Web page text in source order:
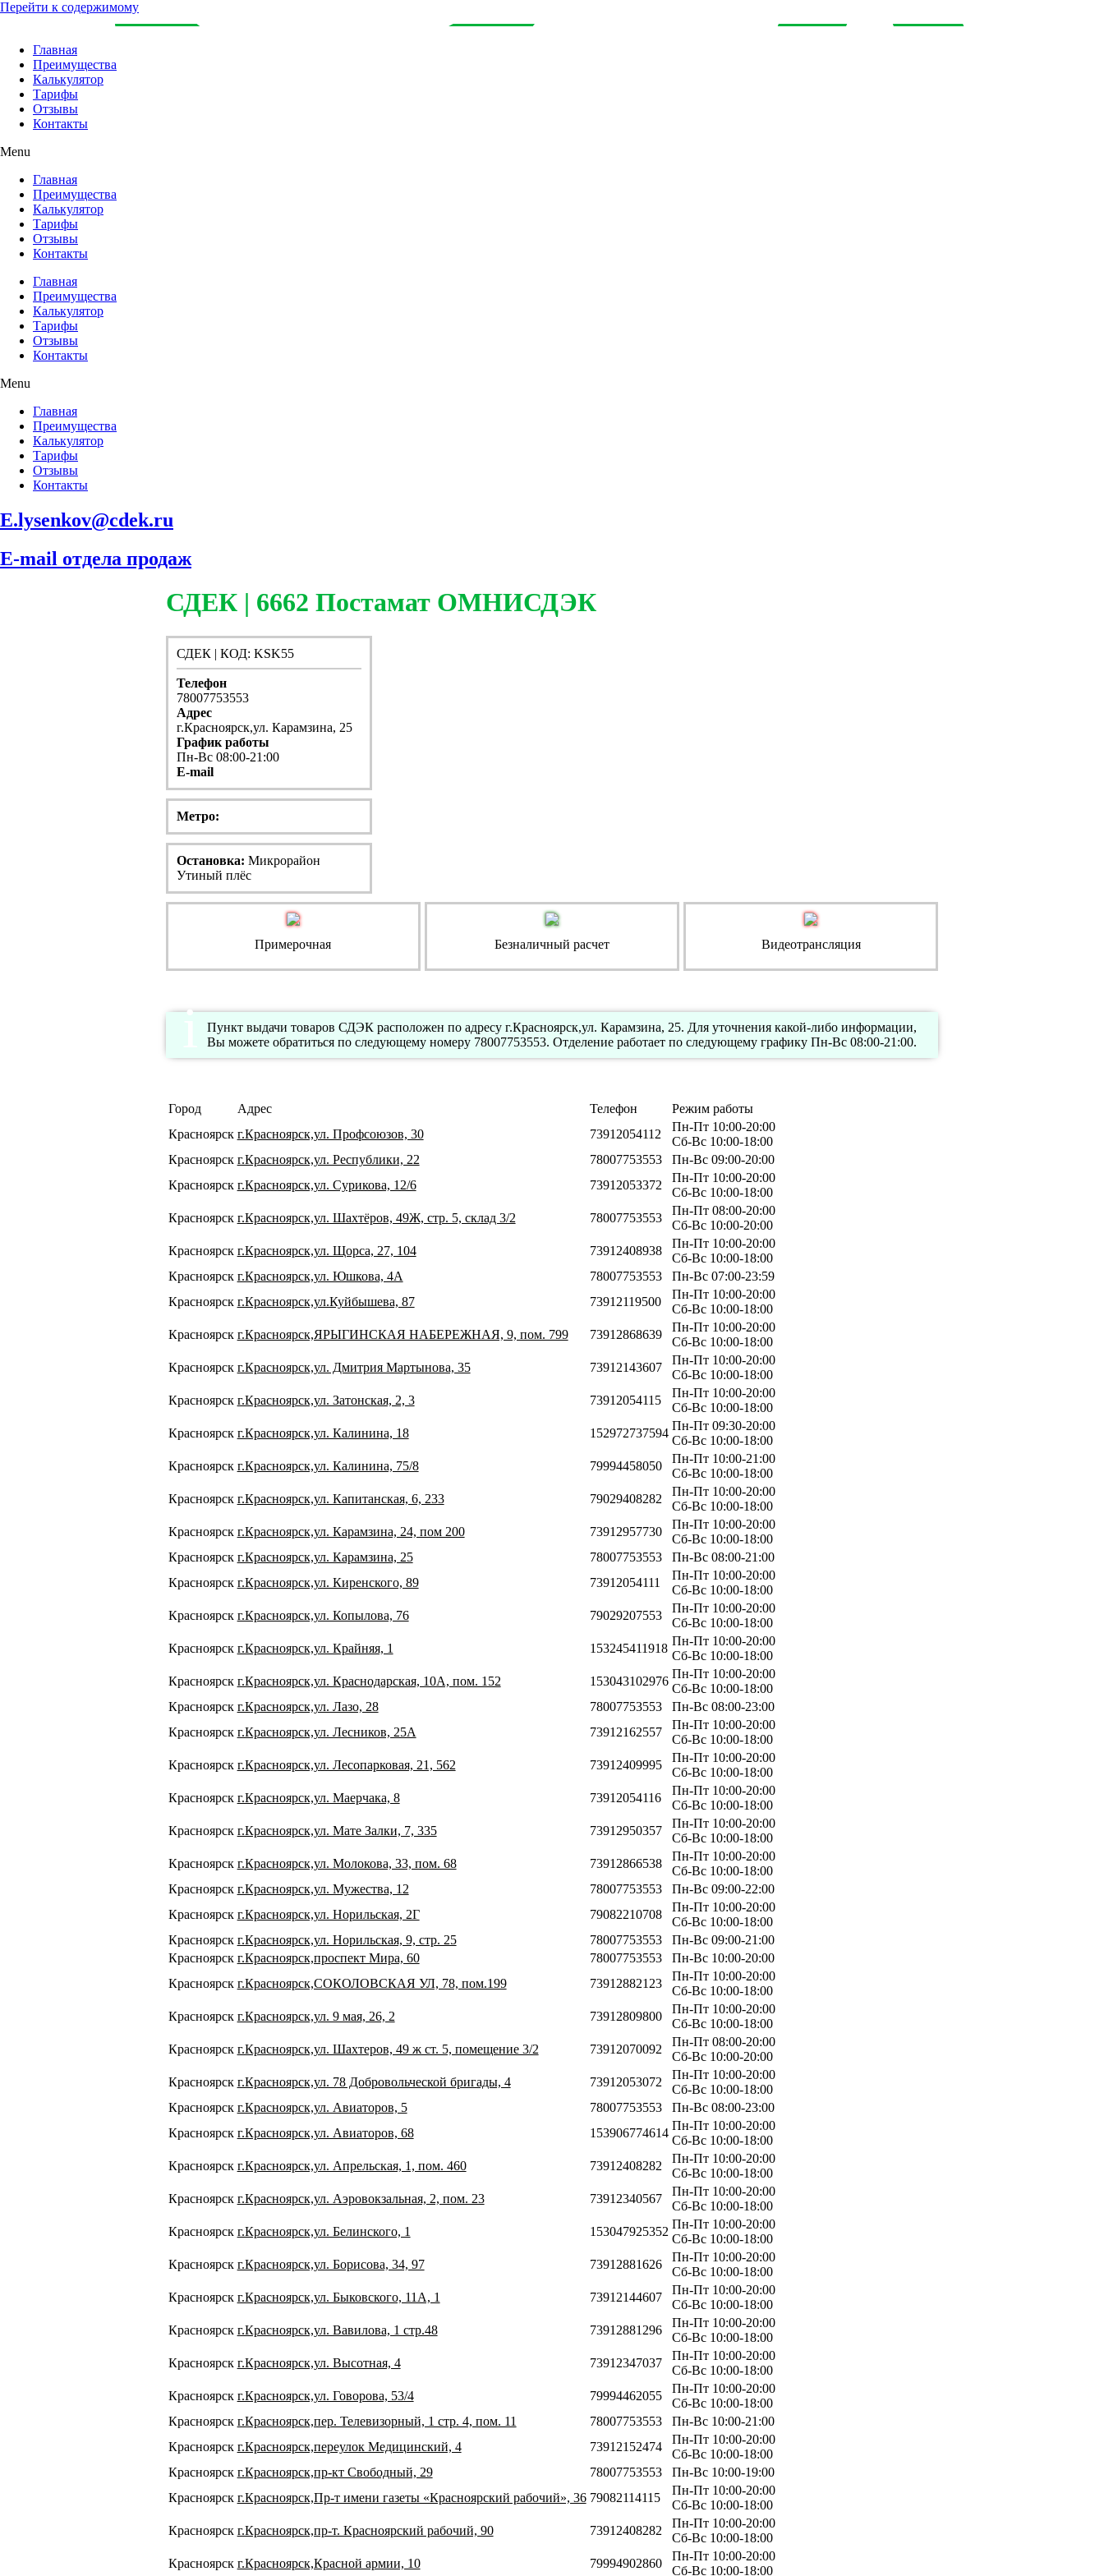
Перейти к содержимому
Главная
Преимущества
Калькулятор
Тарифы
Отзывы
Контакты
Menu
Главная
Преимущества
Калькулятор
Тарифы
Отзывы
Контакты
Главная
Преимущества
Калькулятор
Тарифы
Отзывы
Контакты
Menu
Главная
Преимущества
Калькулятор
Тарифы
Отзывы
Контакты
E.lysenkov@cdek.ru
E-mail отдела продаж
СДЕК | 6662 Постамат ОМНИСДЭК
СДЕК | КОД: KSK55
Телефон
78007753553
Адрес
г.Красноярск,ул. Карамзина, 25
График работы
Пн-Вс 08:00-21:00
E-mail
Метро:
Остановка: Микрорайон
Утиный плёс
Примерочная Безналичный расчет Видеотрансляция
Пункт выдачи товаров СДЭК расположен по адресу г.Красноярск,ул. Карамзина, 25. Для уточнения какой-либо информации,
Вы можете обратиться по следующему номеру 78007753553. Отделение работает по следующему графику Пн-Вс 08:00-21:00.
Город Адрес Телефон
Режим работы
Красноярск г.Красноярск,ул. Профсоюзов, 30 73912054112
Пн-Пт 10:00-20:00
Сб-Вс 10:00-18:00
Красноярск г.Красноярск,ул. Республики, 22 78007753553
Пн-Вс 09:00-20:00
Красноярск г.Красноярск,ул. Сурикова, 12/6 73912053372
Пн-Пт 10:00-20:00
Сб-Вс 10:00-18:00
Красноярск г.Красноярск,ул. Шахтёров, 49Ж, стр. 5, склад 3/2 78007753553
Пн-Пт 08:00-20:00
Сб-Вс 10:00-20:00
Красноярск г.Красноярск,ул. Щорса, 27, 104 73912408938
Пн-Пт 10:00-20:00
Сб-Вс 10:00-18:00
Красноярск г.Красноярск,ул. Юшкова, 4А 78007753553
Пн-Вс 07:00-23:59
Красноярск г.Красноярск,ул.Куйбышева, 87 73912119500
Пн-Пт 10:00-20:00
Сб-Вс 10:00-18:00
Красноярск г.Красноярск,ЯРЫГИНСКАЯ НАБЕРЕЖНАЯ, 9, пом. 799 73912868639
Пн-Пт 10:00-20:00
Сб-Вс 10:00-18:00
Красноярск г.Красноярск,ул. Дмитрия Мартынова, 35 73912143607
Пн-Пт 10:00-20:00
Сб-Вс 10:00-18:00
Красноярск г.Красноярск,ул. Затонская, 2, 3 73912054115
Пн-Пт 10:00-20:00
Сб-Вс 10:00-18:00
Красноярск г.Красноярск,ул. Калинина, 18 152972737594
Пн-Пт 09:30-20:00
Сб-Вс 10:00-18:00
Красноярск г.Красноярск,ул. Калинина, 75/8 79994458050
Пн-Пт 10:00-21:00
Сб-Вс 10:00-18:00
Красноярск г.Красноярск,ул. Капитанская, 6, 233 79029408282
Пн-Пт 10:00-20:00
Сб-Вс 10:00-18:00
Красноярск г.Красноярск,ул. Карамзина, 24, пом 200 73912957730
Пн-Пт 10:00-20:00
Сб-Вс 10:00-18:00
Красноярск г.Красноярск,ул. Карамзина, 25 78007753553
Пн-Вс 08:00-21:00
Красноярск г.Красноярск,ул. Киренского, 89 73912054111
Пн-Пт 10:00-20:00
Сб-Вс 10:00-18:00
Красноярск г.Красноярск,ул. Копылова, 76 79029207553
Пн-Пт 10:00-20:00
Сб-Вс 10:00-18:00
Красноярск г.Красноярск,ул. Крайняя, 1 153245411918
Пн-Пт 10:00-20:00
Сб-Вс 10:00-18:00
Красноярск г.Красноярск,ул. Краснодарская, 10А, пом. 152 153043102976
Пн-Пт 10:00-20:00
Сб-Вс 10:00-18:00
Красноярск г.Красноярск,ул. Лазо, 28 78007753553
Пн-Вс 08:00-23:00
Красноярск г.Красноярск,ул. Лесников, 25А 73912162557
Пн-Пт 10:00-20:00
Сб-Вс 10:00-18:00
Красноярск г.Красноярск,ул. Лесопарковая, 21, 562 73912409995
Пн-Пт 10:00-20:00
Сб-Вс 10:00-18:00
Красноярск г.Красноярск,ул. Маерчака, 8 73912054116
Пн-Пт 10:00-20:00
Сб-Вс 10:00-18:00
Красноярск г.Красноярск,ул. Мате Залки, 7, 335 73912950357
Пн-Пт 10:00-20:00
Сб-Вс 10:00-18:00
Красноярск г.Красноярск,ул. Молокова, 33, пом. 68 73912866538
Пн-Пт 10:00-20:00
Сб-Вс 10:00-18:00
Красноярск г.Красноярск,ул. Мужества, 12 78007753553
Пн-Вс 09:00-22:00
Красноярск г.Красноярск,ул. Норильская, 2Г 79082210708
Пн-Пт 10:00-20:00
Сб-Вс 10:00-18:00
Красноярск г.Красноярск,ул. Норильская, 9, стр. 25 78007753553
Пн-Вс 09:00-21:00
Красноярск г.Красноярск,проспект Мира, 60 78007753553
Пн-Вс 10:00-20:00
Красноярск г.Красноярск,СОКОЛОВСКАЯ УЛ, 78, пом.199 73912882123
Пн-Пт 10:00-20:00
Сб-Вс 10:00-18:00
Красноярск г.Красноярск,ул. 9 мая, 26, 2 73912809800
Пн-Пт 10:00-20:00
Сб-Вс 10:00-18:00
Красноярск г.Красноярск,ул. Шахтеров, 49 ж ст. 5, помещение 3/2 73912070092
Пн-Пт 08:00-20:00
Сб-Вс 10:00-20:00
Красноярск г.Красноярск,ул. 78 Добровольческой бригады, 4 73912053072
Пн-Пт 10:00-20:00
Сб-Вс 10:00-18:00
Красноярск г.Красноярск,ул. Авиаторов, 5 78007753553
Пн-Вс 08:00-23:00
Красноярск г.Красноярск,ул. Авиаторов, 68 153906774614
Пн-Пт 10:00-20:00
Сб-Вс 10:00-18:00
Красноярск г.Красноярск,ул. Апрельская, 1, пом. 460 73912408282
Пн-Пт 10:00-20:00
Сб-Вс 10:00-18:00
Красноярск г.Красноярск,ул. Аэровокзальная, 2, пом. 23 73912340567
Пн-Пт 10:00-20:00
Сб-Вс 10:00-18:00
Красноярск г.Красноярск,ул. Белинского, 1 153047925352
Пн-Пт 10:00-20:00
Сб-Вс 10:00-18:00
Красноярск г.Красноярск,ул. Борисова, 34, 97 73912881626
Пн-Пт 10:00-20:00
Сб-Вс 10:00-18:00
Красноярск г.Красноярск,ул. Быковского, 11А, 1 73912144607
Пн-Пт 10:00-20:00
Сб-Вс 10:00-18:00
Красноярск г.Красноярск,ул. Вавилова, 1 стр.48 73912881296
Пн-Пт 10:00-20:00
Сб-Вс 10:00-18:00
Красноярск г.Красноярск,ул. Высотная, 4 73912347037
Пн-Пт 10:00-20:00
Сб-Вс 10:00-18:00
Красноярск г.Красноярск,ул. Говорова, 53/4 79994462055
Пн-Пт 10:00-20:00
Сб-Вс 10:00-18:00
Красноярск г.Красноярск,пер. Телевизорный, 1 стр. 4, пом. 11 78007753553
Пн-Вс 10:00-21:00
Красноярск г.Красноярск,переулок Медицинский, 4 73912152474
Пн-Пт 10:00-20:00
Сб-Вс 10:00-18:00
Красноярск г.Красноярск,пр-кт Свободный, 29 78007753553
Пн-Вс 10:00-19:00
Красноярск г.Красноярск,Пр-т имени газеты «Красноярский рабочий», 36 79082114115
Пн-Пт 10:00-20:00
Сб-Вс 10:00-18:00
Красноярск г.Красноярск,пр-т. Красноярский рабочий, 90 73912408282
Пн-Пт 10:00-20:00
Сб-Вс 10:00-18:00
Красноярск г.Красноярск,Красной армии, 10 79994902860
Пн-Пт 10:00-20:00
Сб-Вс 10:00-18:00